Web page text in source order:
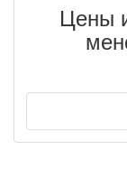
Цены